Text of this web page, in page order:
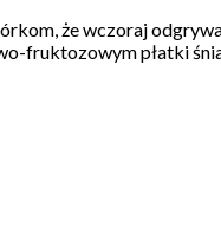
że wczoraj
fruktozowym płatki